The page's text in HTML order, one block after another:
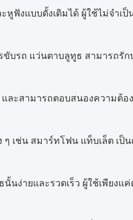
ฟังแบบดั้งเดิมได้ ผู้ใช้ไม่จําเ
บรถ แว่นตาบลูทูธ สามารถรัก
ะสามารถตอบสนองความต้อ
เช่น สมาร์ทโฟน แท็บเล็ต เป็
ง่ายและรวดเร็ว ผู้ใช้เพียงแ